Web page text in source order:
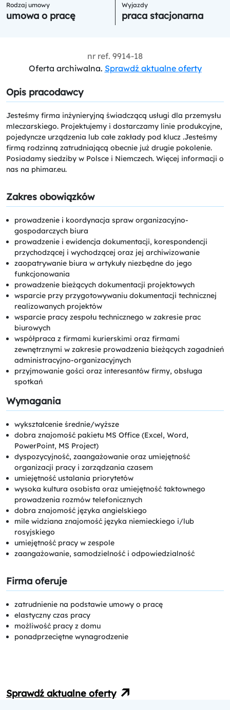
Rodzaj umowy
umowa o pracę
Wyjazdy
praca stacjonarna
nr ref. 9914-18
Oferta archiwalna. Sprawdź aktualne oferty
Opis pracodawcy
Jesteśmy firma inżynieryjną świadczącą usługi dla przemysłu
mleczarskiego. Projektujemy i dostarczamy linie produkcyjne,
pojedyncze urządzenia lub całe zakłady pod klucz .Jesteśmy
firmą rodzinną zatrudniającą obecnie już drugie pokolenie.
Posiadamy siedziby w Polsce i Niemczech. Więcej informacji o
nas na phimar.eu.
Zakres obowiązków
prowadzenie i koordynacja spraw organizacyjno-
gospodarczych biura
prowadzenie i ewidencja dokumentacji, korespondencji
przychodzącej i wychodzącej oraz jej archiwizowanie
zaopatrywanie biura w artykuły niezbędne do jego
funkcjonowania
prowadzenie bieżących dokumentacji projektowych
wsparcie przy przygotowywaniu dokumentacji technicznej
realizowanych projektów
wsparcie pracy zespołu technicznego w zakresie prac
biurowych
współpraca z firmami kurierskimi oraz firmami
zewnętrznymi w zakresie prowadzenia bieżących zagadnień
administracyjno-organizacyjnych
przyjmowanie gości oraz interesantów firmy, obsługa
spotkań
Wymagania
wykształcenie średnie/wyższe
dobra znajomość pakietu MS Office (Excel, Word,
PowerPoint, MS Project)
dyspozycyjność, zaangażowanie oraz umiejętność
organizacji pracy i zarządzania czasem
umiejętność ustalania priorytetów
wysoka kultura osobista oraz umiejętność taktownego
prowadzenia rozmów telefonicznych
dobra znajomość języka angielskiego
mile widziana znajomość języka niemieckiego i/lub
rosyjskiego
umiejętność pracy w zespole
zaangażowanie, samodzielność i odpowiedzialność
Firma oferuje
zatrudnienie na podstawie umowy o pracę
elastyczny czas pracy
możliwość pracy z domu
ponadprzeciętne wynagrodzenie
Sprawdź aktualne oferty